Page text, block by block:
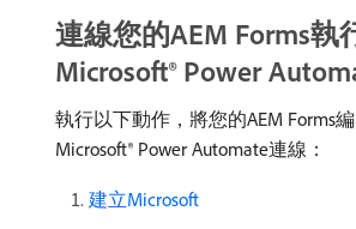
連線您的AEM Forms執
Microsoft® Power
執行以下動作，將您的AEM Forms
Microsoft® Power Automate連線：
建立Microsoft